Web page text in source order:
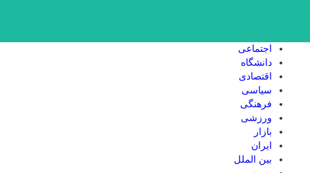
اجتماعی
دانشگاه
اقتصادی
سیاسی
فرهنگی
ورزشی
بازار
ایران
بین الملل